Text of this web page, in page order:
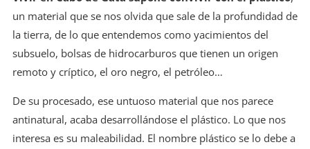
un material que se nos olvida que sale de la profundidad de
la tierra, de lo que entendemos como yacimientos del
subsuelo, bolsas de hidrocarburos que tienen un origen
remoto y críptico, el oro negro, el petróleo…
De su procesado, ese untuoso material que nos parece
antinatural, acaba desarrollándose el plástico. Lo que nos
interesa es su maleabilidad. El nombre plástico se lo debe a